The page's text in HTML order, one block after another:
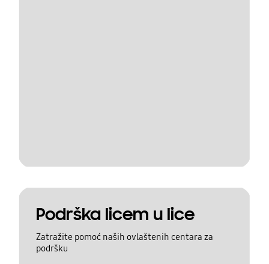
Podrška licem u lice
Zatražite pomoć naših ovlaštenih centara za
podršku